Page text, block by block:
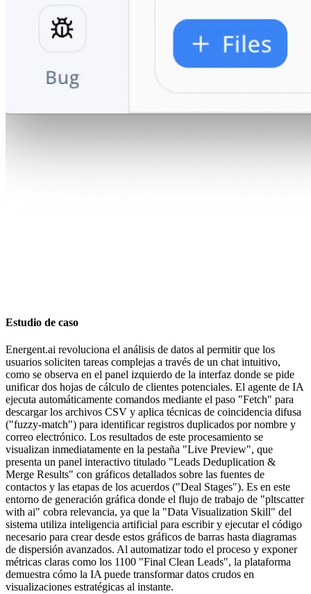
Estudio de caso
Energent.ai revoluciona el análisis de datos al permitir que los
usuarios soliciten tareas complejas a través de un chat intuitivo,
como se observa en el panel izquierdo de la interfaz donde se pide
unificar dos hojas de cálculo de clientes potenciales. El agente de IA
ejecuta automáticamente comandos mediante el paso "Fetch" para
descargar los archivos CSV y aplica técnicas de coincidencia difusa
("fuzzy-match") para identificar registros duplicados por nombre y
correo electrónico. Los resultados de este procesamiento se
visualizan inmediatamente en la pestaña "Live Preview", que
presenta un panel interactivo titulado "Leads Deduplication &
Merge Results" con gráficos detallados sobre las fuentes de
contactos y las etapas de los acuerdos ("Deal Stages"). Es en este
entorno de generación gráfica donde el flujo de trabajo de "pltscatter
with ai" cobra relevancia, ya que la "Data Visualization Skill" del
sistema utiliza inteligencia artificial para escribir y ejecutar el código
necesario para crear desde estos gráficos de barras hasta diagramas
de dispersión avanzados. Al automatizar todo el proceso y exponer
métricas claras como los 1100 "Final Clean Leads", la plataforma
demuestra cómo la IA puede transformar datos crudos en
visualizaciones estratégicas al instante.